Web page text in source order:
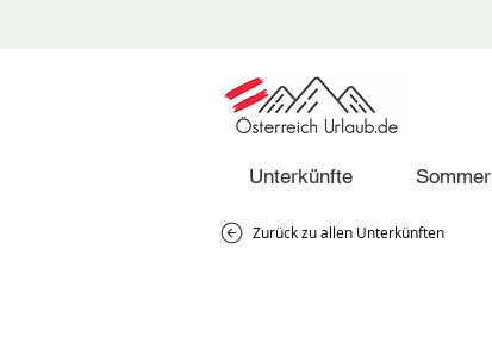
Unterkünfte Sommer
Zurück zu allen Unterkünften